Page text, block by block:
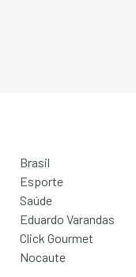
Brasil
Esporte
Saúde
Eduardo Varandas
Click Gourmet
Nocaute